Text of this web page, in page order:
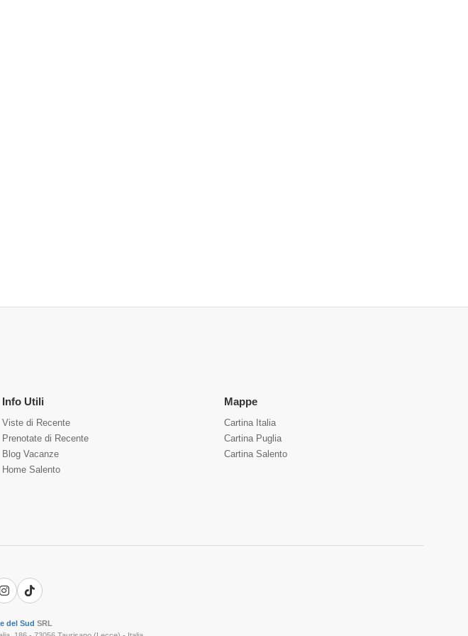
Info Utili
Viste di Recente
Prenotate di Recente
Blog Vacanze
Home Salento
Mappe
Cartina Italia
Cartina Puglia
Cartina Salento
Instagram
TikTok
del Sud SRL